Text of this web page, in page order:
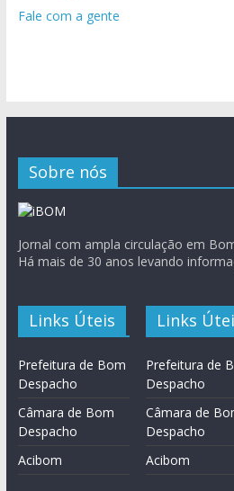
Fale com a gente
Sobre nós
Jornal com ampla circulação em
Há mais de 30 anos levando
Links Úteis
Prefeitura de Bom
Despacho
Câmara de Bom
Despacho
Acibom
Links
Prefeitura de
Despacho
Câmara de
Despacho
Acibom